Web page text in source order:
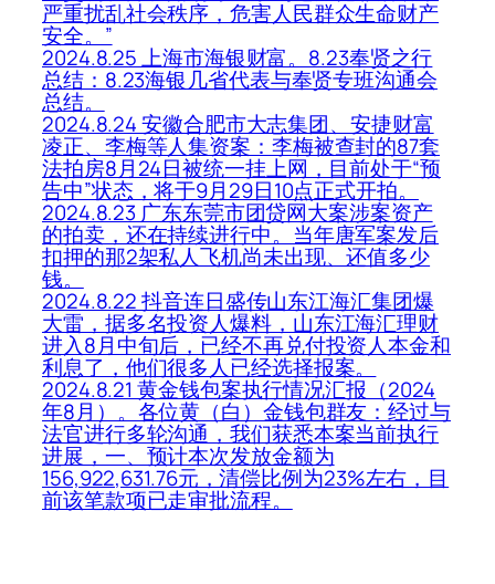
严重扰乱社会秩序，危害人民群众生命财产
安全。”
2024.8.25 上海市海银财富。8.23奉贤之行
总结：8.23海银几省代表与奉贤专班沟通会
总结。
2024.8.24 安徽合肥市大志集团、安捷财富
凌正、李梅等人集资案：李梅被查封的87套
法拍房8月24日被统一挂上网，目前处于“预
告中”状态，将于9月29日10点正式开拍。
2024.8.23 广东东莞市团贷网大案涉案资产
的拍卖，还在持续进行中。当年唐军案发后
扣押的那2架私人飞机尚未出现、还值多少
钱。
2024.8.22 抖音连日盛传山东江海汇集团爆
大雷，据多名投资人爆料，山东江海汇理财
进入8月中旬后，已经不再兑付投资人本金和
利息了，他们很多人已经选择报案。
2024.8.21 黄金钱包案执行情况汇报（2024
年8月）。各位黄（白）金钱包群友：经过与
法官进行多轮沟通，我们获悉本案当前执行
进展，一、预计本次发放金额为
156,922,631.76元，清偿比例为23%左右，目
前该笔款项已走审批流程。